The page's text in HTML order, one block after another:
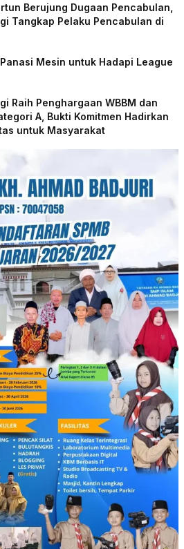
Berujung Dugaan Pencabulan,
Tangkap Pelaku Pencabulan di
Mesin untuk Hadapi League
Raih Penghargaan WBBM dan
A, Bukti Komitmen Hadirkan
untuk Masyarakat